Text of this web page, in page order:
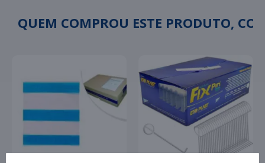
QUEM COMPROU ESTE PRODUTO,